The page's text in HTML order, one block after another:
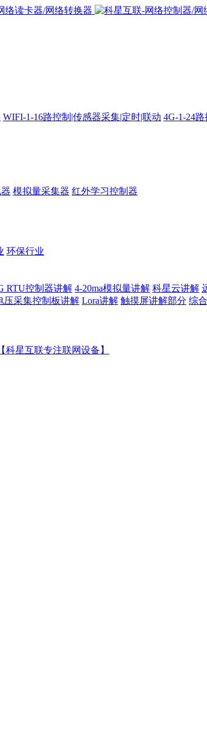
WIFI-1-16路控制|传感器采集|定时|联动 4G-1-24
模拟量采集器 红外学习控制器
环保行业
RTU控制器讲解 4-20ma模拟量讲解 科星云讲解
压采集控制板讲解 Lora讲解 触摸屏讲解部分 综
科星互联专注联网设备】